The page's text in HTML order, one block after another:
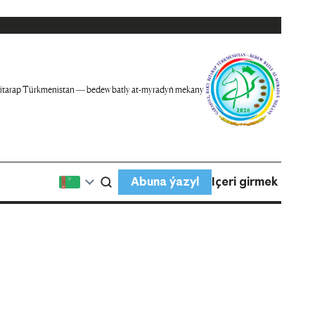
Türkmenistan — bedew batly at-myradyň mekany
Abuna ýazyl Içeri girmek